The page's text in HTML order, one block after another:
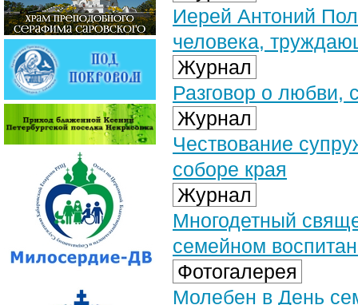
Иерей Антоний
человека,
Журнал
Разговор о любви,
Журнал
Чествование
соборе края
Журнал
Многодетный
семейном
Фотогалерея
Молебен в День